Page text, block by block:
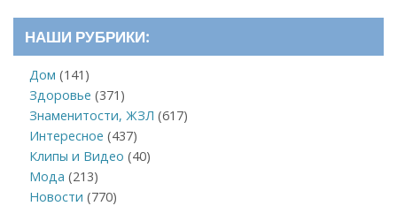
НАШИ РУБРИКИ:
Дом (141)
Здоровье (371)
Знаменитости, ЖЗЛ (617)
Интересное (437)
Клипы и Видео (40)
Мода (213)
Новости (770)